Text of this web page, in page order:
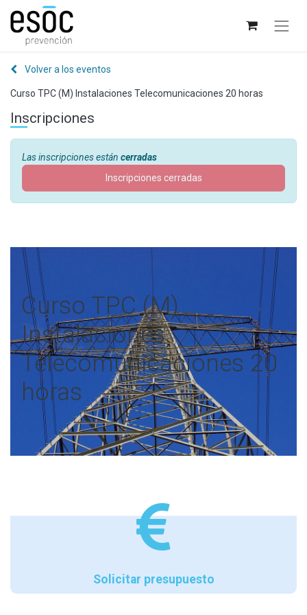
Volver a los eventos
Curso TPC (M) Instalaciones Telecomunicaciones 20 horas
Inscripciones
Las inscripciones están cerradas
Inscripciones cerradas
Curso TPC (M)
Instalaciones
Telecomunicaciones 20
horas
Solicitar presupuesto